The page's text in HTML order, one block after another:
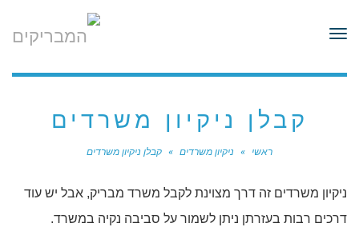
תפריט
קבלן ניקיון משרדים
ראשי » ניקיון משרדים » קבלן ניקיון משרדים
ניקיון משרדים זה דרך מצוינת לקבל משרד מבריק, אבל יש עוד
דרכים רבות בעזרתן ניתן לשמור על סביבה נקיה במשרד.